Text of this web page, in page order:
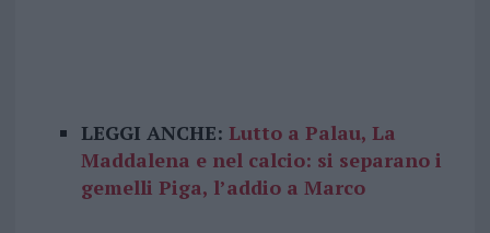
LEGGI ANCHE: Lutto a Palau, La
Maddalena e nel calcio: si separano i
gemelli Piga, l’addio a Marco